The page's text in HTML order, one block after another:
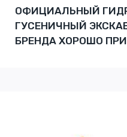
ОФИЦИАЛЬНЫЙ
ГУСЕНИЧНЫЙ
БРЕНДА ХОРОШО